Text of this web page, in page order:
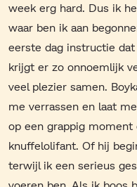
week erg hard. Dus ik
waar ben ik aan
eerste dag instructie
krijgt er zo onnoemlijk
veel plezier samen.
me verrassen en laat
op een grappig
knuffelolifant. Of hij
terwijl ik een serieus